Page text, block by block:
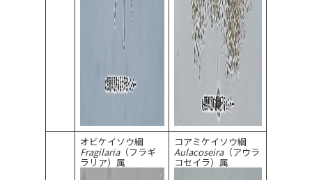
オビケイソウ綱
Fragilaria（フラギ
ラリア）属
コアミケイソウ綱
Aulacoseira（アウラ
コセイラ）属